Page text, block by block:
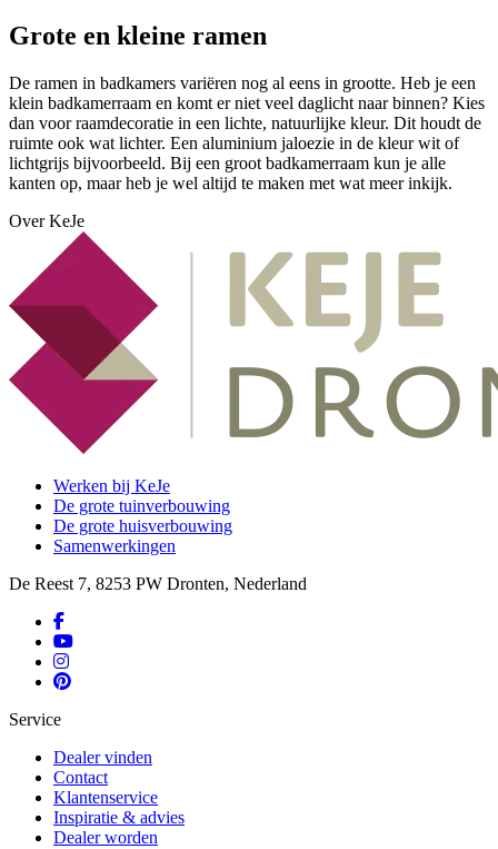
Grote en kleine ramen
De ramen in badkamers variëren nog al eens in grootte. Heb je een
klein badkamerraam en komt er niet veel daglicht naar binnen? Kies
dan voor raamdecoratie in een lichte, natuurlijke kleur. Dit houdt de
ruimte ook wat lichter. Een aluminium jaloezie in de kleur wit of
lichtgrijs bijvoorbeeld. Bij een groot badkamerraam kun je alle
kanten op, maar heb je wel altijd te maken met wat meer inkijk.
Over KeJe
Werken bij KeJe
De grote tuinverbouwing
De grote huisverbouwing
Samenwerkingen
De Reest 7, 8253 PW Dronten, Nederland
Service
Dealer vinden
Contact
Klantenservice
Inspiratie & advies
Dealer worden